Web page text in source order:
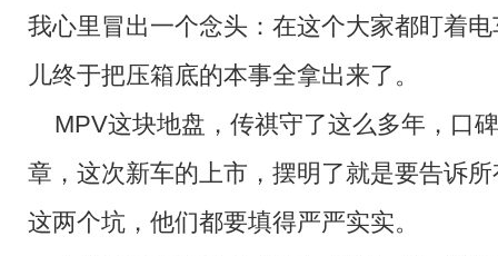
我心里冒出一个念头：在这个大家都盯着
儿终于把压箱底的本事全拿出来了。
MPV这块地盘，传祺守了这么多年，口
章，这次新车的上市，摆明了就是要告诉
这两个坑，他们都要填得严严实实。